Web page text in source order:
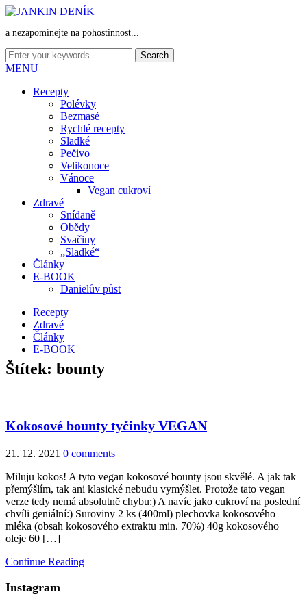
a nezapomínejte na pohostinnost...
MENU
Recepty
Polévky
Bezmasé
Rychlé recepty
Sladké
Pečivo
Velikonoce
Vánoce
Vegan cukroví
Zdravé
Snídaně
Obědy
Svačiny
„Sladké“
Články
E-BOOK
Danielův půst
Recepty
Zdravé
Články
E-BOOK
Štítek: bounty
Kokosové bounty tyčinky VEGAN
21. 12. 2021 0 comments
Miluju kokos! A tyto vegan kokosové bounty jsou skvělé. A jak tak
přemýšlím, tak ani klasické nebudu vymýšlet. Protože tato vegan
verze tedy nemá absolutně chybu:) A navíc jako cukroví na poslední
chvíli geniální:) Suroviny 2 ks (400ml) plechovka kokosového
mléka (obsah kokosového extraktu min. 70%) 40g kokosového
oleje 60 […]
Continue Reading
Instagram